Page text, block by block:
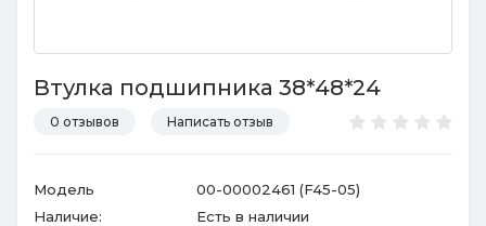
Втулка подшипника 38*48*24
0 отзывов Написать отзыв
Модель
00-00002461 (F45-05)
Наличие:
Есть в наличии